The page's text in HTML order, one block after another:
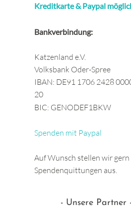
Kreditkarte & Paypal
Bankverbindung:
Katzenland e.V.
Volksbank Oder-Spree
IBAN: DE91 1706 2428
20
BIC: GENODEF1BKW
Spenden mit Paypal
Auf Wunsch stellen wir gern
Spendenquittungen aus.
Unsere Partner